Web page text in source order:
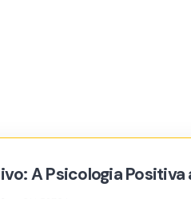
A Psicologia